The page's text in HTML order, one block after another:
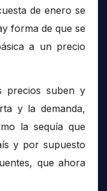
de enero se
forma de que se
a un precio
precios suben y
y la demanda,
la sequía que
y por supuesto
que ahora